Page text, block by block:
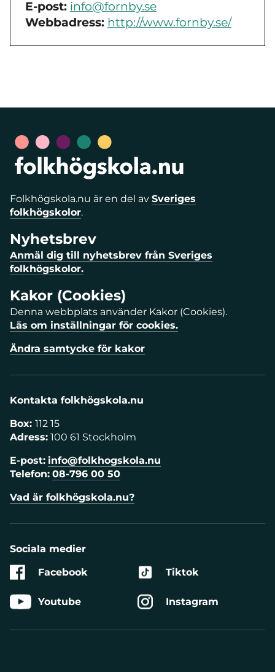
E-post: info@fornby.se
Webbadress: http://www.fornby.se/
Folkhögskola.nu är en del av Sveriges
folkhögskolor.
Nyhetsbrev
Anmäl dig till nyhetsbrev från Sveriges
folkhögskolor.
Kakor (Cookies)
Denna webbplats använder Kakor (Cookies).
Läs om inställningar för cookies.
Ändra samtycke för kakor
Kontakta folkhögskola.nu
Box: 112 15
Adress: 100 61 Stockholm
E-post: info@folkhogskola.nu
Telefon: 08-796 00 50
Vad är folkhögskola.nu?
Sociala medier
Facebook
Youtube
Tiktok
Instagram